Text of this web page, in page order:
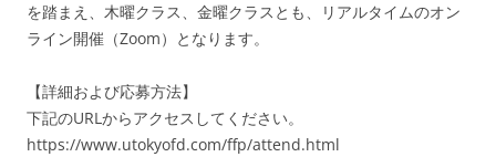
を踏まえ、木曜クラス、金曜クラスとも、リアルタイムのオン
ライン開催（Zoom）となります。
【詳細および応募方法】
下記のURLからアクセスしてください。
https://www.utokyofd.com/ffp/attend.html